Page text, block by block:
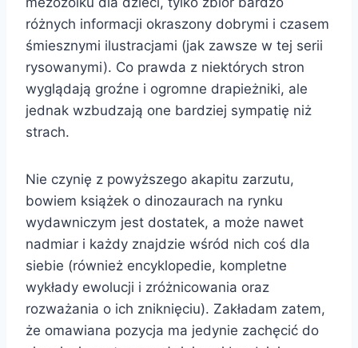
różnych informacji okraszony dobrymi i czasem
śmiesznymi ilustracjami (jak zawsze w tej serii
rysowanymi). Co prawda z niektórych stron
wyglądają groźne i ogromne drapieżniki, ale
jednak wzbudzają one bardziej sympatię niż
strach.
Nie czynię z powyższego akapitu zarzutu,
bowiem książek o dinozaurach na rynku
wydawniczym jest dostatek, a może nawet
nadmiar i każdy znajdzie wśród nich coś dla
siebie (również encyklopedie, kompletne
wykłady ewolucji i zróżnicowania oraz
rozważania o ich zniknięciu). Zakładam zatem,
że omawiana pozycja ma jedynie zachęcić do